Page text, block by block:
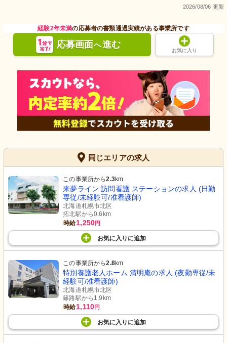
2026/08/06 更新
経験2年未満の応募者の書類通過実績がある事業所です
応募画面へ進む
お気に入り
同じエリアの求人
この事業所から2.3km
来夢ライン 訪問看護 ステーションの求人 (日勤
専従/未経験可/准看護師)
北海道札幌市北区
拓北駅から0.6km
時給1,250円
お気に入り に追加
この事業所から2.8km
特別養護老人ホーム 清明庵の求人 (夜勤専従/未
経験可/准看護師)
北海道札幌市北区
篠路駅から1.9km
時給1,110円
お気に入り に追加